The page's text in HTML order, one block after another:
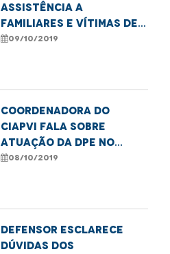
assistência a
familiares e vítimas de
acidente no Jaracaty
09/10/2019
Coordenadora do
CIAPVI fala sobre
atuação da DPE no
combate à violência
08/10/2019
Defensor esclarece
dúvidas dos